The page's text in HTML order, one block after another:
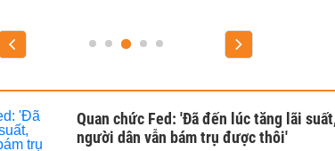
Quan chức Fed: 'Đã đến lúc tăng lãi
người dân vẫn bám trụ được thôi'